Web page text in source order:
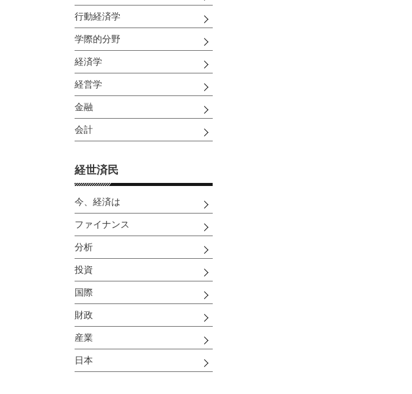
行動経済学
学際的分野
経済学
経営学
金融
会計
経世済民
今、経済は
ファイナンス
分析
投資
国際
財政
産業
日本